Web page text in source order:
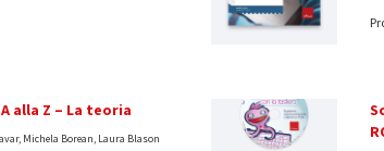
alla Z – La teoria
Michela Borean, Laura Blason